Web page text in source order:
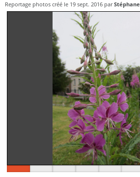
Reportage photos créé le 19 sept. 2016 parStéphane